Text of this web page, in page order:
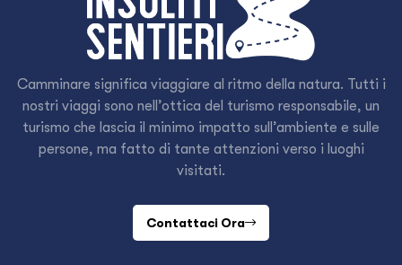
Camminare significa viaggiare al ritmo della natura. Tutti i
nostri viaggi sono nell’ottica del turismo responsabile, un
turismo che lascia il minimo impatto sull’ambiente e sulle
persone, ma fatto di tante attenzioni verso i luoghi
visitati.
Contattaci Ora